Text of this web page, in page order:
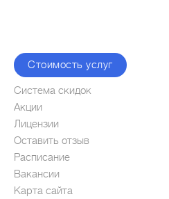
Стоимость услуг
Система скидок
Акции
Лицензии
Оставить отзыв
Расписание
Вакансии
Карта сайта